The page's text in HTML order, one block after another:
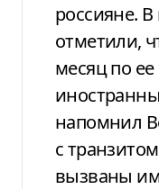
россияне.
отметили,
месяц по
напомнил
с
вызваны